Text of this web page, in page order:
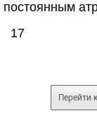
постоянным
17
Перейти